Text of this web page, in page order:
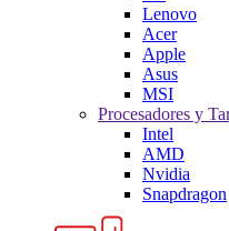
Lenovo
Acer
Apple
Asus
MSI
Procesadores y
Intel
AMD
Nvidia
Snapdragon